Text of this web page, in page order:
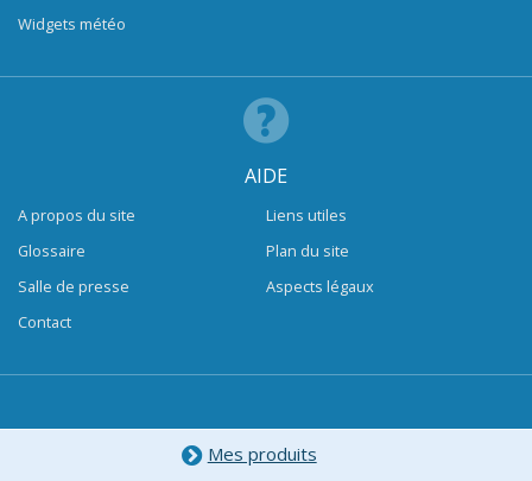
Widgets météo
AIDE
A propos du site
Glossaire
Salle de presse
Contact
Liens utiles
Plan du site
Aspects légaux
Mes produits